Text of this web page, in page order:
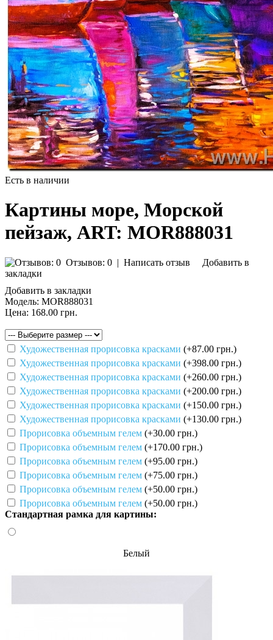
Есть в наличии
Картины море, Морской
пейзаж, ART: MOR888031
Отзывов: 0 | Написать отзыв
Добавить в
закладки
Добавить в закладки
Модель: MOR888031
Цена: 168.00 грн.
Художественная прорисовка красками (+87.00 грн.)
Художественная прорисовка красками (+398.00 грн.)
Художественная прорисовка красками (+260.00 грн.)
Художественная прорисовка красками (+200.00 грн.)
Художественная прорисовка красками (+150.00 грн.)
Художественная прорисовка красками (+130.00 грн.)
Прорисовка объемным гелем (+30.00 грн.)
Прорисовка объемным гелем (+170.00 грн.)
Прорисовка объемным гелем (+95.00 грн.)
Прорисовка объемным гелем (+75.00 грн.)
Прорисовка объемным гелем (+50.00 грн.)
Прорисовка объемным гелем (+50.00 грн.)
Стандартная рамка для картины:
Белый